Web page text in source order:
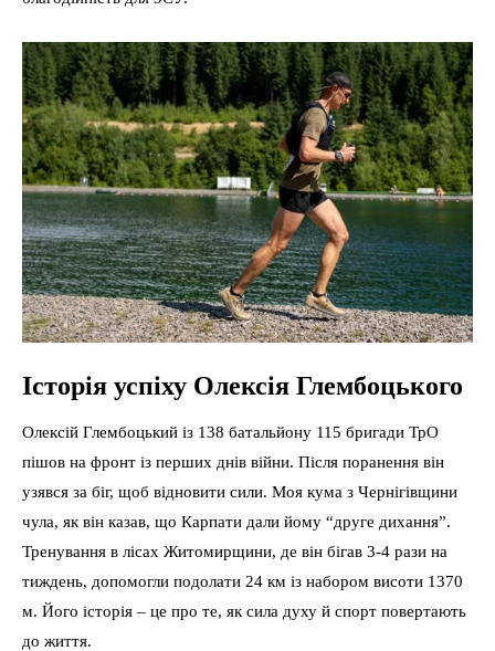
Історія успіху Олексія Глембоцького
Олексій Глембоцький із 138 батальйону 115 бригади ТрО
пішов на фронт із перших днів війни. Після поранення він
узявся за біг, щоб відновити сили. Моя кума з Чернігівщини
чула, як він казав, що Карпати дали йому “друге дихання”.
Тренування в лісах Житомирщини, де він бігав 3-4 рази на
тиждень, допомогли подолати 24 км із набором висоти 1370
м. Його історія – це про те, як сила духу й спорт повертають
до життя.